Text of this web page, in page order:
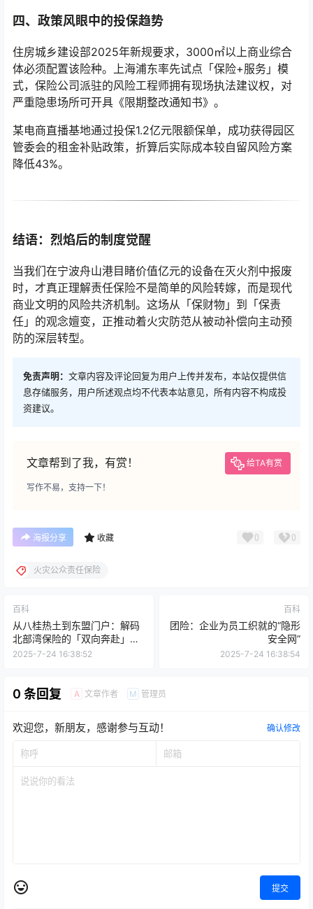
四、政策风眼中的投保趋势
住房城乡建设部2025年新规要求，3000㎡以上商业综合
体必须配置该险种。上海浦东率先试点「保险+服务」模
式，保险公司派驻的风险工程师拥有现场执法建议权，对
严重隐患场所可开具《限期整改通知书》。
某电商直播基地通过投保1.2亿元限额保单，成功获得园区
管委会的租金补贴政策，折算后实际成本较自留风险方案
降低43%。
结语：烈焰后的制度觉醒
当我们在宁波舟山港目睹价值亿元的设备在灭火剂中报废
时，才真正理解责任保险不是简单的风险转嫁，而是现代
商业文明的风险共济机制。这场从「保财物」到「保责
任」的观念嬗变，正推动着火灾防范从被动补偿向主动预
防的深层转型。
免责声明： 文章内容及评论回复为用户上传并发布，本站仅提供信
息存储服务，用户所述观点均不代表本站意见，所有内容不构成投
资建议。
文章帮到了我，有赏！ 给TA有赏
写作不易，支持一下！
海报分享 收藏 0 0
火灾公众责任保险
百科
从八桂热土到东盟门户：解码
北部湾保险的「双向奔赴」之
路
2025-7-24 16:38:52
百科
团险：企业为员工织就的“隐形
安全网”
2025-7-24 16:38:54
0 条回复 A 文章作者 M 管理员
欢迎您，新朋友，感谢参与互动！ 确认修改
提交